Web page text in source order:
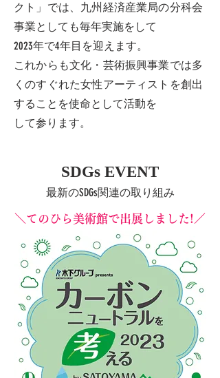
クト」では、九州経済産業局の分科会
事業としても毎年実施をして
2023年で4年目を迎えます。
これからも文化・芸術振興事業では多
くのすぐれた女性アーティストを創出
することを使命として活動を
​して参ります。
SDGs EVENT
​最新のSDGs関連の取り組み
＼てのひら美術館で出展しました!／